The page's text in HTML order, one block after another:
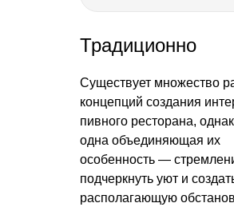
Традиционно
Существует множество
концепций создания
пивного ресторана,
одна объединяющая их
особенность —
подчеркнуть уют и
располагающую